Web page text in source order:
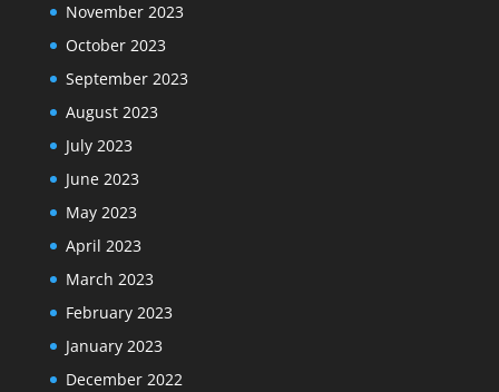
November 2023
October 2023
September 2023
August 2023
July 2023
June 2023
May 2023
April 2023
March 2023
February 2023
January 2023
December 2022